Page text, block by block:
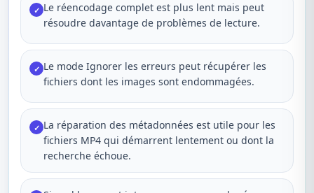
✓ Le réencodage complet est plus lent mais peut
résoudre davantage de problèmes de lecture.
✓ Le mode Ignorer les erreurs peut récupérer les
fichiers dont les images sont endommagées.
✓ La réparation des métadonnées est utile pour les
fichiers MP4 qui démarrent lentement ou dont la
recherche échoue.